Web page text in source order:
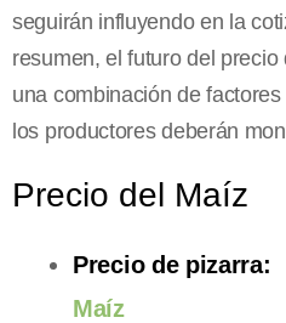
seguirán influyendo en la
resumen, el futuro del
una combinación de
los productores deberán
Precio del Maíz
Precio de pizarra:
Maíz